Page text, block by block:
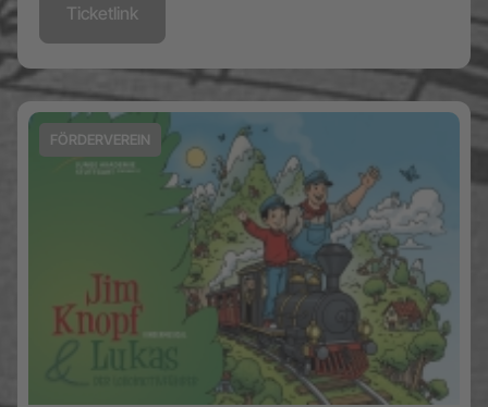
Ticketlink
FÖRDERVEREIN